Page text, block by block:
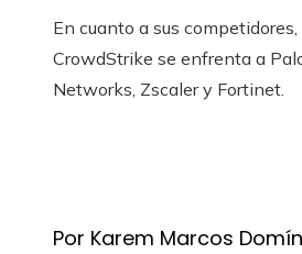
En cuanto a sus competidores,
CrowdStrike se enfrenta a
Networks, Zscaler y Fortinet.
Por Karem Marcos